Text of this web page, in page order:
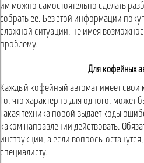
им можно самостоятельно сделать
собрать ее. Без этой информации
сложной ситуации, не имея
проблему.
Для кофейных
Каждый кофейный автомат имеет свои
То, что характерно для одного, может
Такая техника порой выдает коды
каком направлении действовать.
инструкции, а если вопросы
специалисту.